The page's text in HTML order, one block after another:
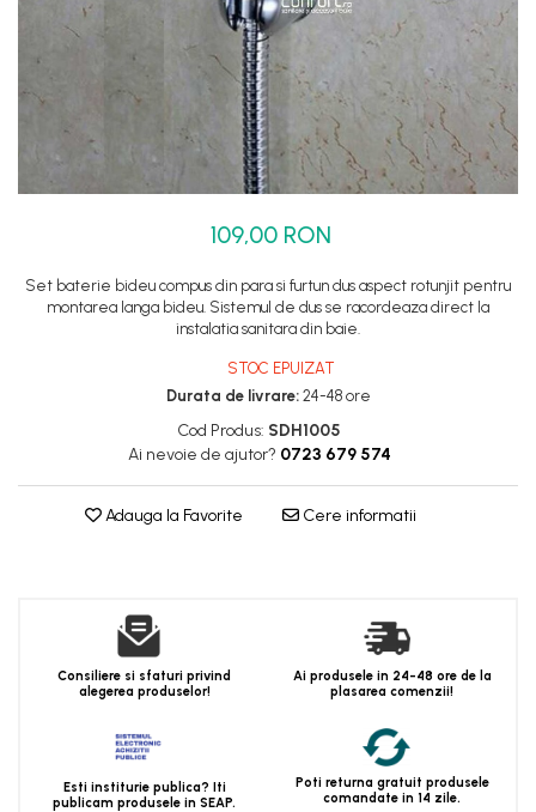
Set dus complet echipat
Suport prindere para dus
Baterie salon
Baterii bideu
Baterii cada-Coloana dus
109,00 RON
Set baterie bideu compus din para si furtun dus aspect rotunjit pentru
montarea langa bideu. Sistemul de dus se racordeaza direct la
instalatia sanitara din baie.
STOC EPUIZAT
Durata de livrare:24-48 ore
Cod Produs: SDH1005
Ai nevoie de ajutor? 0723 679 574
Adauga la Favorite Cere informatii
Consiliere si sfaturi privind
alegerea produselor!
Ai produsele in 24-48 ore de la
plasarea comenzii!
Esti institurie publica? Iti
publicam produsele in SEAP.
Poti returna gratuit produsele
comandate in 14 zile.